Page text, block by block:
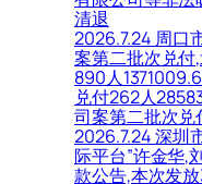
清退
2026.7.24 周口
案第二批次兑
890人
兑付262人
司案第二批次兑
2026.7.24 深圳
际平台”许金华,
款公告,本次发